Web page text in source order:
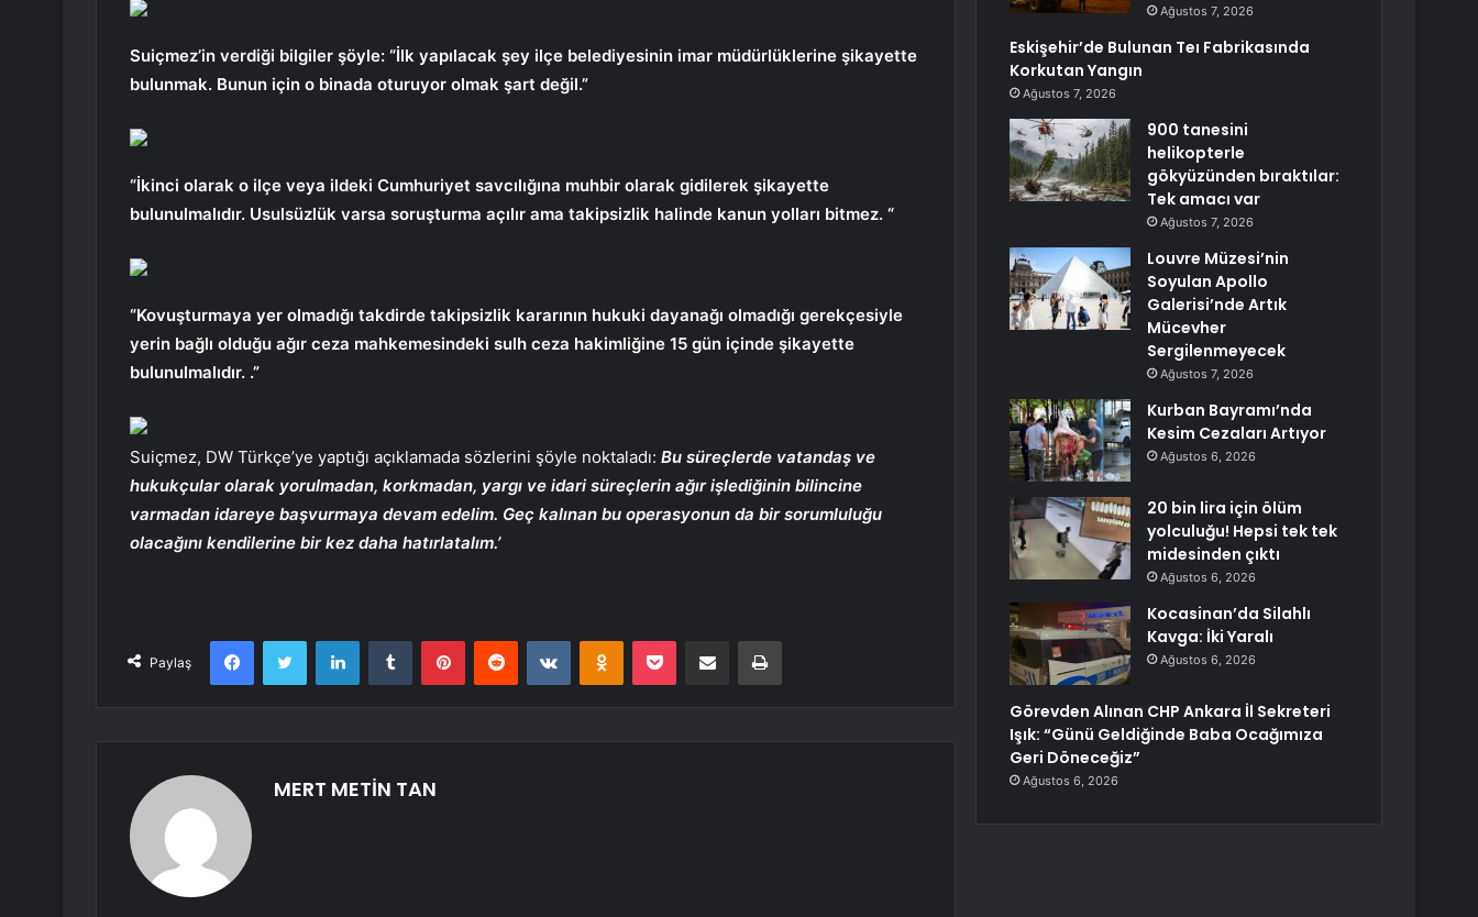
Suiçmez’in verdiği bilgiler şöyle: “İlk yapılacak şey ilçe belediyesinin imar müdürlüklerine şikayette
bulunmak. Bunun için o binada oturuyor olmak şart değil.”
“İkinci olarak o ilçe veya ildeki Cumhuriyet savcılığına muhbir olarak gidilerek şikayette
bulunulmalıdır. Usulsüzlük varsa soruşturma açılır ama takipsizlik halinde kanun yolları bitmez. “
“Kovuşturmaya yer olmadığı takdirde takipsizlik kararının hukuki dayanağı olmadığı gerekçesiyle
yerin bağlı olduğu ağır ceza mahkemesindeki sulh ceza hakimliğine 15 gün içinde şikayette
bulunulmalıdır. .”
Suiçmez, DW Türkçe’ye yaptığı açıklamada sözlerini şöyle noktaladı: Bu süreçlerde vatandaş ve
hukukçular olarak yorulmadan, korkmadan, yargı ve idari süreçlerin ağır işlediğinin bilincine
varmadan idareye başvurmaya devam edelim. Geç kalınan bu operasyonun da bir sorumluluğu
olacağını kendilerine bir kez daha hatırlatalım.’
Paylaş
FacebookTwitter LinkedInTumblr PinterestReddit VKontakteOdnoklassniki
Pocket E-Posta ile paylaş Yazdır
MERT METİN TAN
Ağustos 7, 2026
Eskişehir’de Bulunan Teı Fabrikasında
Korkutan Yangın
Ağustos 7, 2026
900 tanesini
helikopterle
gökyüzünden bıraktılar:
Tek amacı var
Ağustos 7, 2026
Louvre Müzesi’nin
Soyulan Apollo
Galerisi’nde Artık
Mücevher
Sergilenmeyecek
Ağustos 7, 2026
Kurban Bayramı’nda
Kesim Cezaları Artıyor
Ağustos 6, 2026
20 bin lira için ölüm
yolculuğu! Hepsi tek tek
midesinden çıktı
Ağustos 6, 2026
Kocasinan’da Silahlı
Kavga: İki Yaralı
Ağustos 6, 2026
Görevden Alınan CHP Ankara İl Sekreteri
Işık: “Günü Geldiğinde Baba Ocağımıza
Geri Döneceğiz”
Ağustos 6, 2026